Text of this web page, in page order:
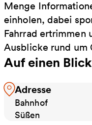
Menge
einholen, dabei
Fahrrad ertrimmen
Ausblicke rund um
Auf einen Blick
Adresse
Bahnhof
Süßen